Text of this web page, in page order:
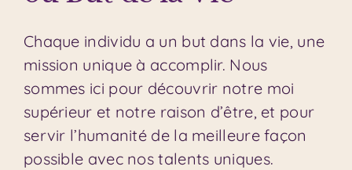
Chaque individu a un but dans la vie, une
mission unique à accomplir. Nous
sommes ici pour découvrir notre moi
supérieur et notre raison d’être, et pour
servir l’humanité de la meilleure façon
possible avec nos talents uniques.